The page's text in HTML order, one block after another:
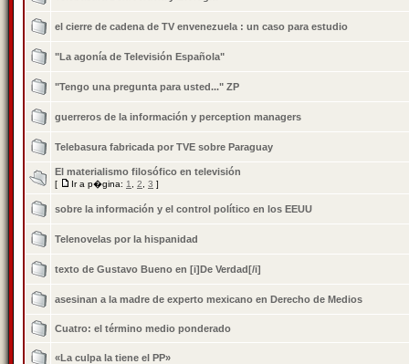
el cierre de cadena de TV envenezuela : un caso para estudio
"La agonía de Televisión Española"
"Tengo una pregunta para usted..." ZP
guerreros de la información y perception managers
Telebasura fabricada por TVE sobre Paraguay
El materialismo filosófico en televisión
[ Ir a p�gina: 1 2 3 ]
sobre la información y el control político en los EEUU
Telenovelas por la hispanidad
texto de Gustavo Bueno en [i]De Verdad[/i]
asesinan a la madre de experto mexicano en Derecho de Medios
Cuatro: el término medio ponderado
«La culpa la tiene el PP»